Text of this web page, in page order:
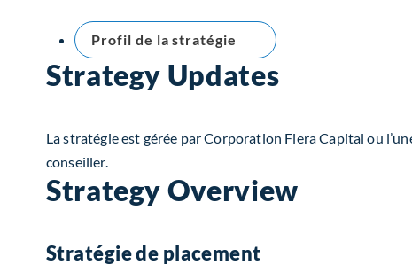
Profil de la stratégie
Strategy Updates
La stratégie est gérée par Corporation Fiera Capital ou
conseiller.
Strategy Overview
Stratégie de placement